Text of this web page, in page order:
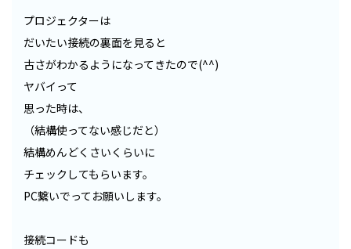
プロジェクターは
だいたい接続の裏面を見ると
古さがわかるようになってきたので(^^)
ヤバイって
思った時は、
（結構使ってない感じだと）
結構めんどくさいくらいに
チェックしてもらいます。
PC繋いでってお願いします。
接続コードも